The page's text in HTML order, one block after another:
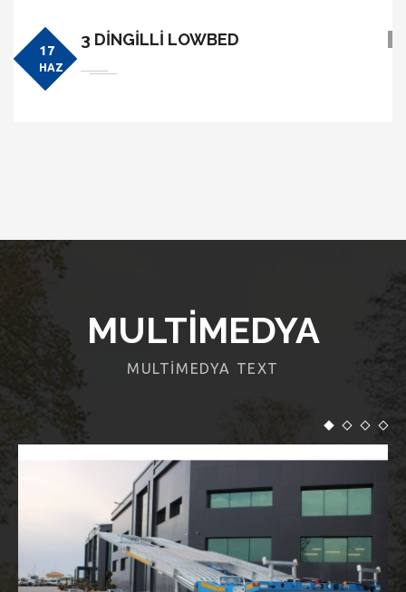
3 DİNGİLLİ LOWBED
17
HAZ
MULTIMEDYA
MULTIMEDYA TEXT